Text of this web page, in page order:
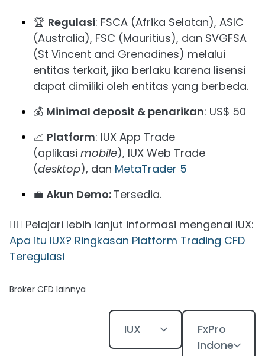
🏆 Regulasi: FSCA (Afrika Selatan), ASIC
(Australia), FSC (Mauritius), dan SVGFSA
(St Vincent and Grenadines) melalui
entitas terkait, jika berlaku karena lisensi
dapat dimiliki oleh entitas yang berbeda.
💰 Minimal deposit & penarikan: US$ 50
📈 Platform: IUX App Trade
(aplikasi mobile), IUX Web Trade
(desktop), dan MetaTrader 5
💼 Akun Demo: Tersedia.
👉🏻 Pelajari lebih lanjut informasi mengenai IUX:
Apa itu IUX? Ringkasan Platform Trading CFD
Teregulasi
Broker CFD lainnya
IUX
FxPro
Indone